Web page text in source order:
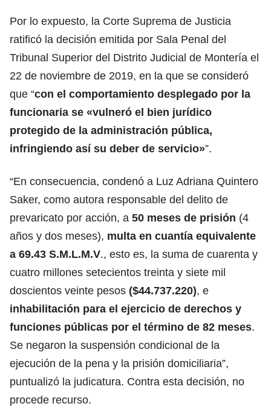
Por lo expuesto, la Corte Suprema de Justicia
ratificó la decisión emitida por Sala Penal del
Tribunal Superior del Distrito Judicial de Montería el
22 de noviembre de 2019, en la que se consideró
que “con el comportamiento desplegado por la
funcionaria se «vulneró el bien jurídico
protegido de la administración pública,
infringiendo así su deber de servicio»”.
“En consecuencia, condenó a Luz Adriana Quintero
Saker, como autora responsable del delito de
prevaricato por acción, a 50 meses de prisión (4
años y dos meses), multa en cuantía equivalente
a 69.43 S.M.L.M.V., esto es, la suma de cuarenta y
cuatro millones setecientos treinta y siete mil
doscientos veinte pesos ($44.737.220), e
inhabilitación para el ejercicio de derechos y
funciones públicas por el término de 82 meses.
Se negaron la suspensión condicional de la
ejecución de la pena y la prisión domiciliaria”,
puntualizó la judicatura. Contra esta decisión, no
procede recurso.